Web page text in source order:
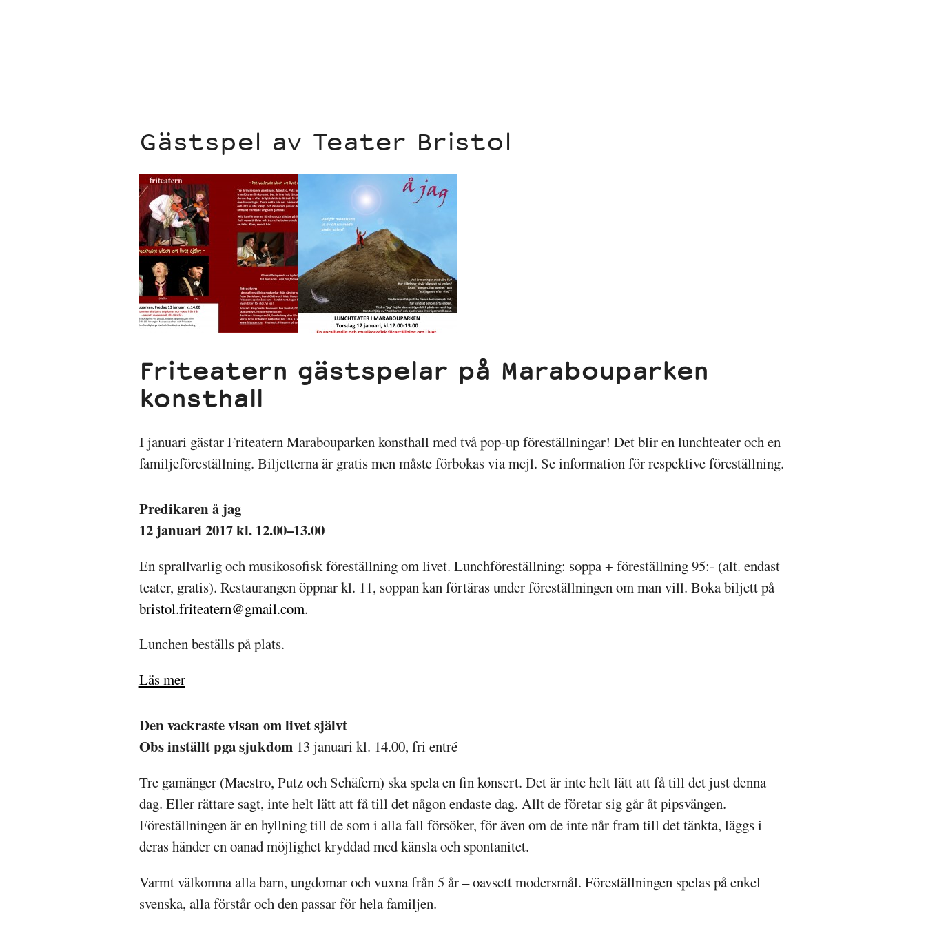
Gästspel av Teater Bristol
Friteatern gästspelar på Marabouparken
konsthall
I januari gästar Friteatern Marabouparken konsthall med två pop-up föreställningar! Det blir en lunchteater och en
familjeföreställning. Biljetterna är gratis men måste förbokas via mejl. Se information för respektive föreställning.
Predikaren å jag
12 januari 2017 kl. 12.00–13.00
En sprallvarlig och musikosofisk föreställning om livet. Lunchföreställning: soppa + föreställning 95:- (alt. endast
teater, gratis). Restaurangen öppnar kl. 11, soppan kan förtäras under föreställningen om man vill. Boka biljett på
bristol.friteatern@gmail.com.
Lunchen beställs på plats.
Läs mer
Den vackraste visan om livet självt
Obs inställt pga sjukdom13 januari kl. 14.00, fri entré
Tre gamänger (Maestro, Putz och Schäfern) ska spela en fin konsert. Det är inte helt lätt att få till det just denna
dag. Eller rättare sagt, inte helt lätt att få till det någon endaste dag. Allt de företar sig går åt pipsvängen.
Föreställningen är en hyllning till de som i alla fall försöker, för även om de inte når fram till det tänkta, läggs i
deras händer en oanad möjlighet kryddad med känsla och spontanitet.
Varmt välkomna alla barn, ungdomar och vuxna från 5 år – oavsett modersmål. Föreställningen spelas på enkel
svenska, alla förstår och den passar för hela familjen.